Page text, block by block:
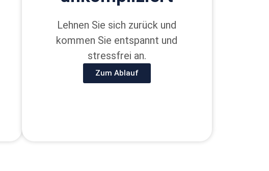
Lehnen Sie sich zurück und
kommen Sie entspannt und
stressfrei an.
Zum Ablauf